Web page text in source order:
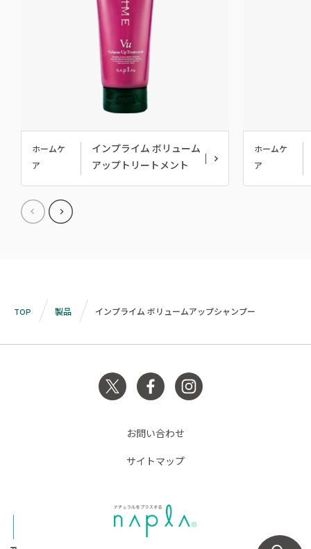
ホームケ
ア
インプライム ボリューム
アップトリートメント
ホームケ
ア
TOP 製品 インプライム ボリュームアップシャンプー
お問い合わせ
サイトマップ